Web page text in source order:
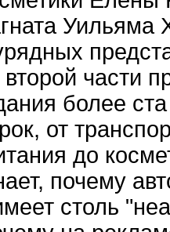
Уильяма
части
более
от
до
почему
столь